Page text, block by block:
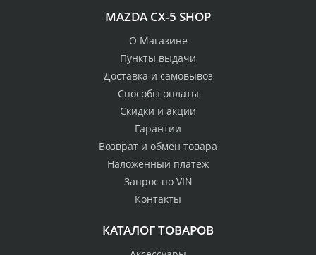
MAZDA CX-5 SHOP
О Магазине
Пункты выдачи
Доставка и самовывоз
Способы оплаты
Скидки и акции
Гарантии
Возврат и обмен товара
Наложенный платеж
Запрос по VIN
Контакты
КАТАЛОГ ТОВАРОВ